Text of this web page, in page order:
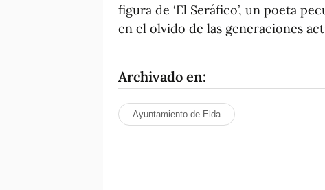
figura de ‘El Seráfico’, un poeta
en el olvido de las generaciones
Archivado en:
Ayuntamiento de Elda